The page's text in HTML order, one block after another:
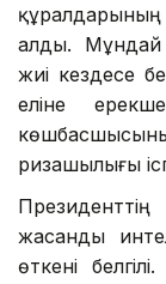
алды. Мұндай
жиі кездесе
еліне
ризашылығы
жасанды